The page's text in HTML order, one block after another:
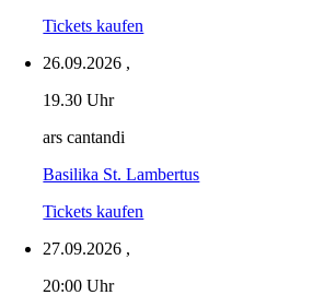
Tickets kaufen
26.09.2026 ,
19.30 Uhr
ars cantandi
Basilika St. Lambertus
Tickets kaufen
27.09.2026 ,
20:00 Uhr